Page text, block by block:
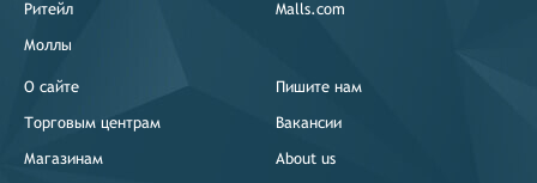
Ритейл
Моллы
Malls.com
О сайте
Торговым центрам
Магазинам
Пишите нам
Вакансии
About us